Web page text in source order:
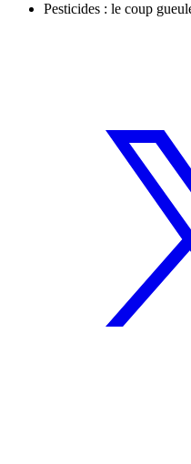
Pesticides : le coup